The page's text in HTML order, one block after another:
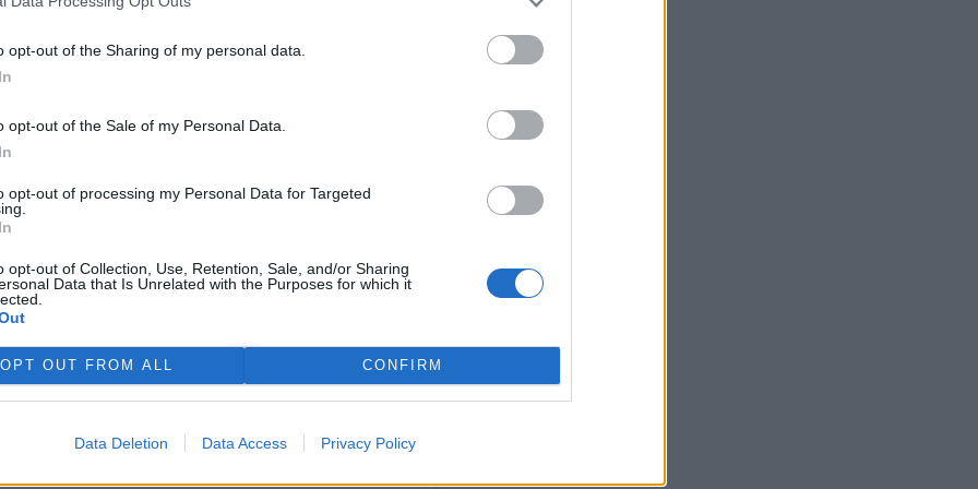
opt-out of the Sharing of my personal data.
opt-out of the Sale of my Personal Data.
opt-out of processing my Personal Data for Targeted
opt-out of Collection, Use, Retention, Sale, and/or Sharing
Data that Is Unrelated with the Purposes for which it
OPT OUT FROM ALL CONFIRM
Data Deletion Data Access Privacy Policy
programu budou také Včelí dny s přednáškami a
založená mezi lety 1918 a 1933. Při
uvidí exotické dřeviny a mokřad s živočichy.
areál u rybárny na hrázi Velkého Boleveckého
Zájemci si prohlédnou modelové ukázky
pobřežní vegetaci, vřesoviště, rašeliniště i expozici
chodník, mechárium a šiškárium.